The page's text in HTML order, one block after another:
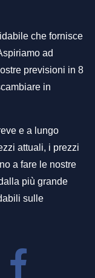
che fornisce
ad
previsioni in 8
in
e a lungo
attuali, i prezzi
a fare le nostre
più grande
sulle